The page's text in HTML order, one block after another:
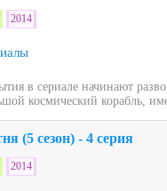
2014
в сериале начинают
космический корабль,
(5 сезон) - 4 серия
2014